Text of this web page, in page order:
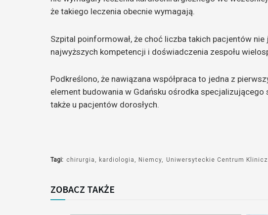
że takiego leczenia obecnie wymagają.
Szpital poinformował, że choć liczba takich pacjentów
najwyższych kompetencji i doświadczenia zespołu
Podkreślono, że nawiązana współpraca to jedna z
element budowania w Gdańsku ośrodka
także u pacjentów dorosłych.
Tagi: chirurgia kardiologia Niemcy Uniwersyteckie Centrum
ZOBACZ TAKŻE